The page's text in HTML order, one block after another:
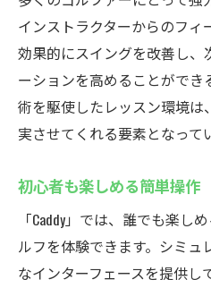
インストラクターからのフィ
効果的にスイングを改善し
ーションを高めることがで
術を駆使したレッスン環境
実させてくれる要素となって
初心者も楽しめる簡単操作
「Caddy」では、誰でも楽し
ルフを体験できます。シミュ
なインターフェースを提供し